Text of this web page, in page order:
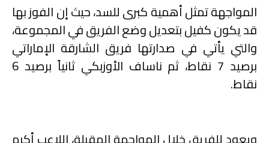
المواجهة تمثل أهمية كبرى للسد، حيث إن الفوز بها
قد يكون كفيل بتعديل وضع الفريق في المجموعة،
والتي يأتي في صدارتها فريق الشارقة الإماراتي
برصيد 7 نقاط، ثم ناساف الأوزبكي ثانياً برصيد 6
نقاط.